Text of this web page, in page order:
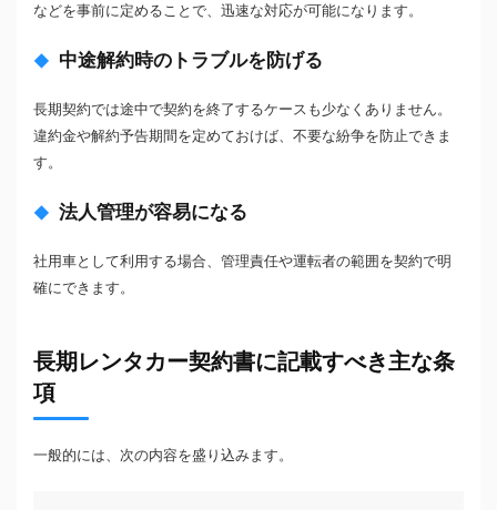
などを事前に定めることで、迅速な対応が可能になります。
中途解約時のトラブルを防げる
長期契約では途中で契約を終了するケースも少なくありません。
違約金や解約予告期間を定めておけば、不要な紛争を防止できま
す。
法人管理が容易になる
社用車として利用する場合、管理責任や運転者の範囲を契約で明
確にできます。
長期レンタカー契約書に記載すべき主な条
項
一般的には、次の内容を盛り込みます。